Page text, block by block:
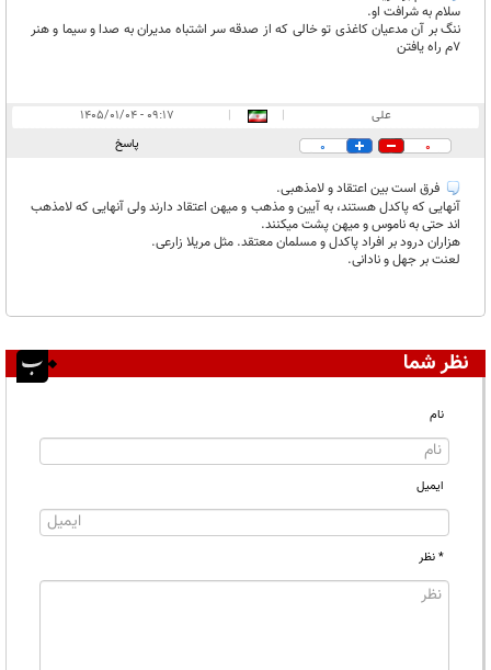
سلام به شرافت او.
ننگ بر آن مدعیان کاغذی تو خالی که از صدقه سر اشتباه مدیران به صدا و سیما و هنر
۷م راه یافتن
علی |
|
۰۹:۱۷ - ۱۴۰۵/۰۱/۰۴
0
0 پاسخ
فرق است بین اعتقاد و لامذهبی.
آنهایی که پاکدل هستند، به آیین و مذهب و میهن اعتقاد دارند ولی آنهایی که لامذهب
اند حتی به ناموس و میهن پشت میکنند.
هزاران درود بر افراد پاکدل و مسلمان معتقد. مثل مریلا زارعی.
لعنت بر جهل و نادانی.
نظر شما
نام
ایمیل
* نظر